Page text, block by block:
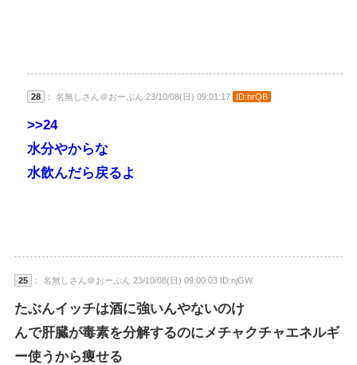
28 ： 名無しさん＠おーぷん 23/10/08(日) 09:01:17 ID:hrQB
>>24
水分やからな
水飲んだら戻るよ
25 ： 名無しさん＠おーぷん 23/10/08(日) 09:00:03 ID:njGW
たぶんイッチは酒に強いんやないのけ
んで肝臓が毒素を分解するのにメチャクチャエネルギ
ー使うから痩せる